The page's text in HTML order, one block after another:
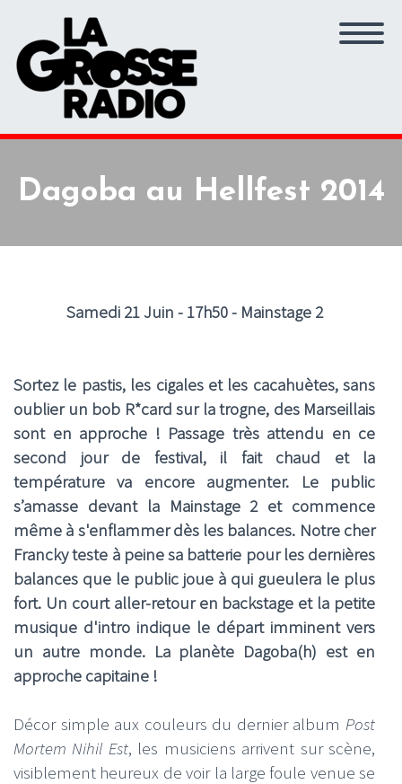
Dagoba au Hellfest 2014
Samedi 21 Juin - 17h50 - Mainstage 2
Sortez le pastis, les cigales et les cacahuètes, sans
oublier un bob R*card sur la trogne, des Marseillais
sont en approche ! Passage très attendu en ce
second jour de festival, il fait chaud et la
température va encore augmenter. Le public
s’amasse devant la Mainstage 2 et commence
même à s'enflammer dès les balances. Notre cher
Francky teste à peine sa batterie pour les dernières
balances que le public joue à qui gueulera le plus
fort. Un court aller-retour en backstage et la petite
musique d'intro indique le départ imminent vers
un autre monde. La planète Dagoba(h) est en
approche capitaine !
Décor simple aux couleurs du dernier album Post
Mortem Nihil Est, les musiciens arrivent sur scène,
visiblement heureux de voir la large foule venue se